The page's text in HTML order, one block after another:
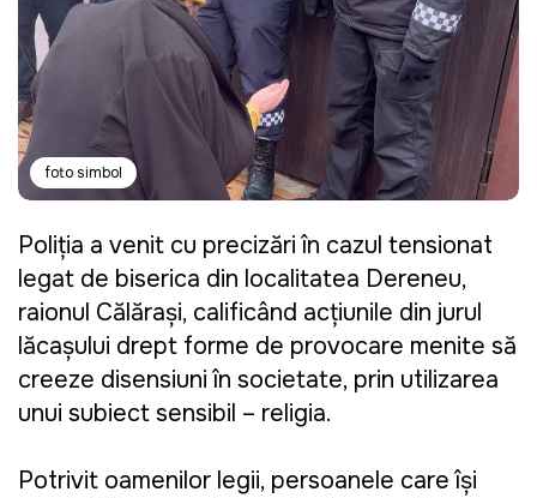
foto simbol
Poliția a venit cu precizări în cazul tensionat
legat de biserica din localitatea Dereneu,
raionul Călărași, calificând acțiunile din jurul
lăcașului drept forme de provocare menite să
creeze disensiuni în societate, prin utilizarea
unui subiect sensibil – religia.
Potrivit oamenilor legii, persoanele care își